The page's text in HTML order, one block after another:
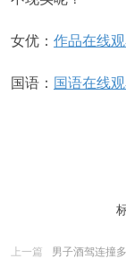
女优： 作品在线
国语： 国语在线
上一篇
男子酒驾连撞